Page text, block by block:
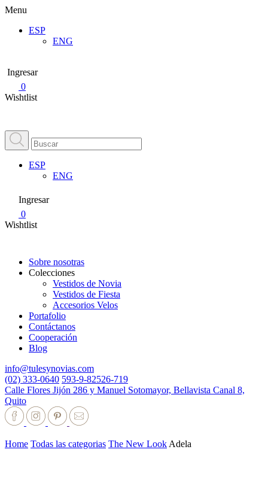
Menu
ESP
ENG
Ingresar
0
Wishtlist
ESP
ENG
Ingresar
0
Wishtlist
Sobre nosotras
Colecciones
Vestidos de Novia
Vestidos de Fiesta
Accesorios Velos
Portafolio
Contáctanos
Cooperación
Blog
info@tulesynovias.com
(02) 333-0640 593-9-82526-719
Calle Flores Jijón 286 y Manuel Sotomayor, Bellavista Canal 8,
Quito
Home Todas las categorias The New Look Adela